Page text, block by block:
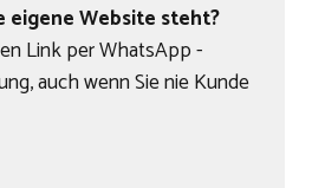
eigene Website steht?
Link per WhatsApp -
auch wenn Sie nie Kunde